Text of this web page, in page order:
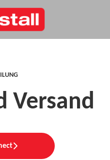
Versand